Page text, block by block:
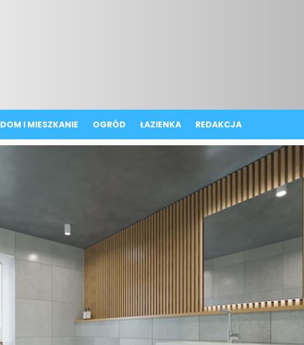
DOM I MIESZKANIE OGRÓD ŁAZIENKA REDAKCJA